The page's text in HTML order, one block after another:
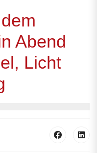
Abend
Licht